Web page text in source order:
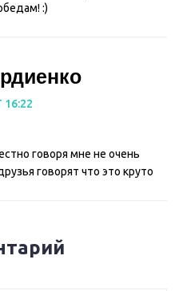
:)
16:22
говоря мне не очень
говорят что это круто